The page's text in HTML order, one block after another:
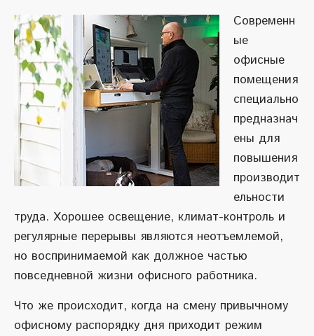
Современн
ые
офисные
помещения
специально
предназнач
ены для
повышения
производит
ельности
труда. Хорошее освещение, климат-контроль и
регулярные перерывы являются неотъемлемой,
но воспринимаемой как должное частью
повседневной жизни офисного работника.
Что же происходит, когда на смену привычному
офисному распорядку дня приходит режим